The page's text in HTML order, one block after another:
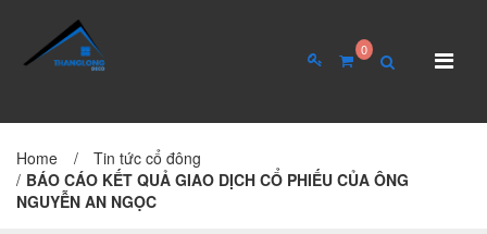
0
TRANG CHỦ
Home /
Tin tức cổ đông
/ BÁO CÁO KẾT QUẢ GIAO DỊCH CỔ PHIẾU CỦA ÔNG
NGUYỄN AN NGỌC